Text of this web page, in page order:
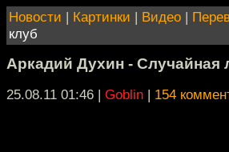
Новости | Картинки | Видео |
клуб
Аркадий Духин - Случайная
25.08.11 01:46 | Goblin | 154